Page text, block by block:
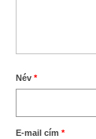
Név *
E-mail cím *